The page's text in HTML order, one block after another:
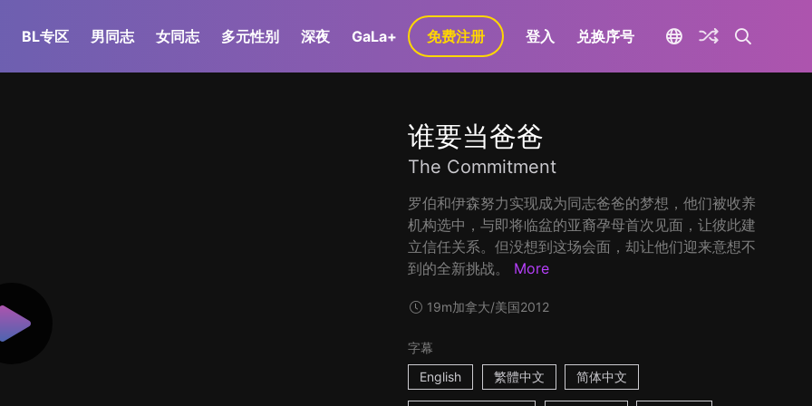
BL专区 男同志 女同志 多元性别 深夜 GaLa+ 免费注册 登入 兑换序号
谁要当爸爸
The Commitment
罗伯和伊森努力实现成为同志爸爸的梦想，他们被收养
机构选中，与即将临盆的亚裔孕母首次见面，让彼此建
立信任关系。但没想到这场会面，却让他们迎来意想不
到的全新挑战。
More
19m加拿大/美国2012
字幕
English
繁體中文 简体中文